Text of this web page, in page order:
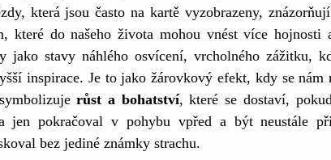
která jsou často na kartě vyzobrazeny,
které do našeho života mohou vnést více hojnosti
jako stavy náhlého osvícení, vrcholného zážitku,
inspirace. Je to jako žárovkový efekt, kdy se nám
růst a bohatství, které se dostaví,
jen pokračoval v pohybu vpřed a být neustále
bez jediné známky strachu.